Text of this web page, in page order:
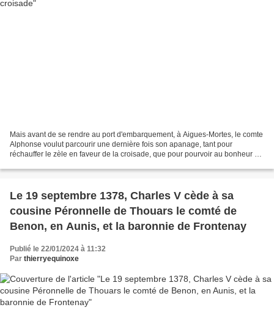
Mais avant de se rendre au port d'embarquement, à Aigues-Mortes, le comte
Alphonse voulut parcourir une dernière fois son apanage, tant pour
réchauffer le zèle en faveur de la croisade, que pour pourvoir au bonheur et
Le 19 septembre 1378, Charles V cède à sa
cousine Péronnelle de Thouars le comté de
Benon, en Aunis, et la baronnie de Frontenay
Publié le 22/01/2024 à 11:32
Par thierryequinoxe